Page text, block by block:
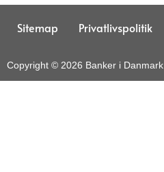
Sitemap Privatlivspolitik
Copyright © 2026 Banker i Danmark